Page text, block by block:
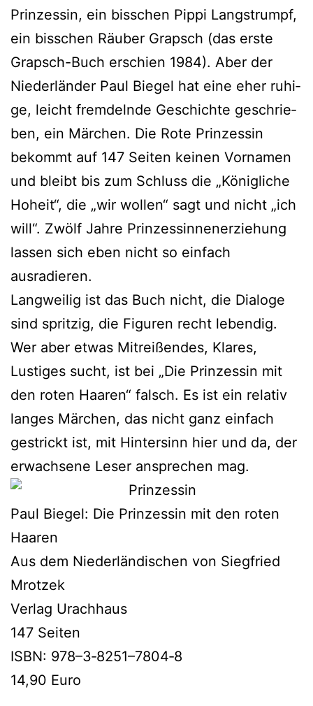
Prinzessin, ein biss­chen Pippi Langstrumpf,
ein biss­chen Räuber Grapsch (das ers­te
Grapsch-Buch erschien 1984). Aber der
Niederländer Paul Biegel hat eine eher ruhi­
ge, leicht frem­deln­de Geschichte geschrie­
ben, ein Märchen. Die Rote Prinzessin
bekommt auf 147 Seiten kei­nen Vornamen
und bleibt bis zum Schluss die „Königliche
Hoheit“, die „wir wol­len“ sagt und nicht „ich
will“. Zwölf Jahre Prinzessinnenerziehung
las­sen sich eben nicht so ein­fach
ausradieren.
Langweilig ist das Buch nicht, die Dialoge
sind sprit­zig, die Figuren recht leben­dig.
Wer aber etwas Mitreißendes, Klares,
Lustiges sucht, ist bei „Die Prinzessin mit
den roten Haaren“ falsch. Es ist ein rela­tiv
lan­ges Märchen, das nicht ganz ein­fach
gestrickt ist, mit Hintersinn hier und da, der
erwach­se­ne Leser anspre­chen mag.
Paul Biegel: Die Prinzessin mit den roten
Haaren
Aus dem Niederländischen von Siegfried
Mrotzek
Verlag Urachhaus
147 Seiten
ISBN: 978–3‑8251–7804‑8
14,90 Euro